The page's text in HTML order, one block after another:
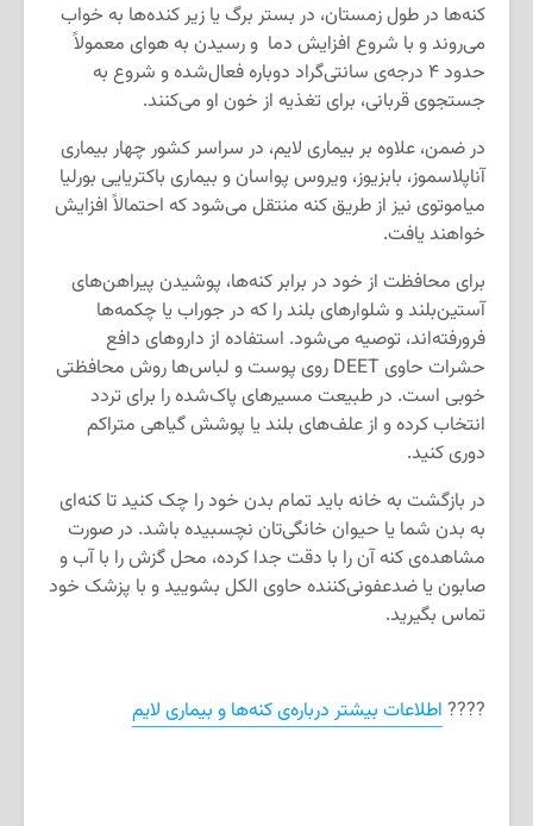
کنه‌ها در طول زمستان، در بستر برگ یا زیر کنده‌ها به خواب
می‌روند و با شروع افزایش دما و رسیدن به هوای معمولاً
حدود ۴ درجه‌ی سانتی‌گراد دوباره فعال‌شده و شروع به
جستجوی قربانی، برای تغذیه از خون او می‌کنند.
در ضمن، علاوه بر بیماری لایم، در سراسر کشور چهار بیماری
آناپلاسموز، بابزیوز، ویروس پواسان و بیماری باکتریایی بورلیا
میاموتوی نیز از طریق کنه منتقل می‌شود که احتمالاً افزایش
خواهند یافت.
برای محافظت از خود در برابر کنه‌ها، پوشیدن پیراهن‌های
آستین‌بلند و شلوارهای بلند را که در جوراب یا چکمه‌ها
فرورفته‌اند، توصیه می‌شود. استفاده از داروهای دافع
حشرات حاوی DEET روی پوست و لباس‌ها روش محافظتی
خوبی است. در طبیعت مسیرهای پاک‌شده را برای تردد
انتخاب کرده و از علف‌های بلند یا پوشش گیاهی متراکم
دوری کنید.
در بازگشت به خانه باید تمام بدن خود را چک کنید تا کنه‌ای
به بدن شما یا حیوان خانگی‌تان نچسبیده باشد. در صورت
مشاهده‌ی کنه آن را با دقت جدا کرده، محل گزش را با آب و
صابون یا ضدعفونی‌کننده حاوی الکل بشویید و با پزشک خود
تماس بگیرید.
???? اطلاعات بیشتر درباره‌ی کنه‌ها و بیماری لایم